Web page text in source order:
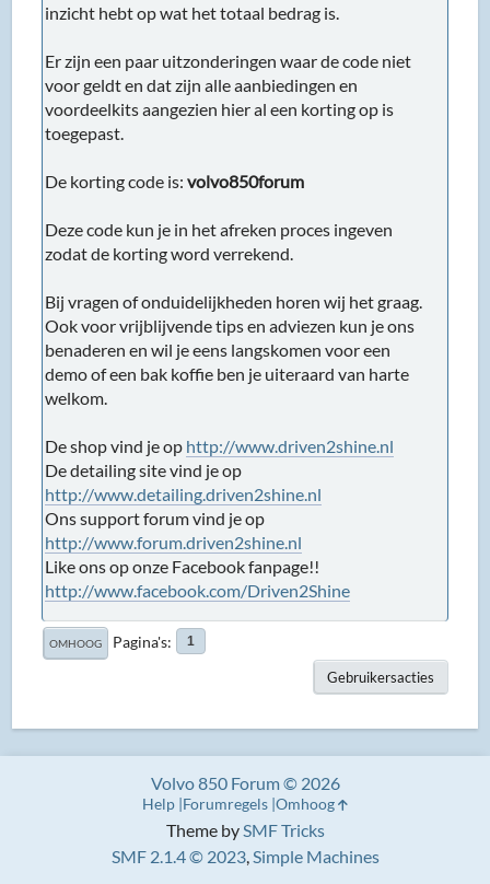
inzicht hebt op wat het totaal bedrag is.
Er zijn een paar uitzonderingen waar de code niet
voor geldt en dat zijn alle aanbiedingen en
voordeelkits aangezien hier al een korting op is
toegepast.
De korting code is:volvo850forum
Deze code kun je in het afreken proces ingeven
zodat de korting word verrekend.
Bij vragen of onduidelijkheden horen wij het graag.
Ook voor vrijblijvende tips en adviezen kun je ons
benaderen en wil je eens langskomen voor een
demo of een bak koffie ben je uiteraard van harte
welkom.
De shop vind je op http://www.driven2shine.nl
De detailing site vind je op
http://www.detailing.driven2shine.nl
Ons support forum vind je op
http://www.forum.driven2shine.nl
Like ons op onze Facebook fanpage!!
http://www.facebook.com/Driven2Shine
OMHOOG Pagina's 1
Gebruikersacties
Theme bySMF Tricks
SMF 2.1.4 © 2023,Simple Machines
Volvo 850 Forum © 2026
Help Forumregels Omhoog